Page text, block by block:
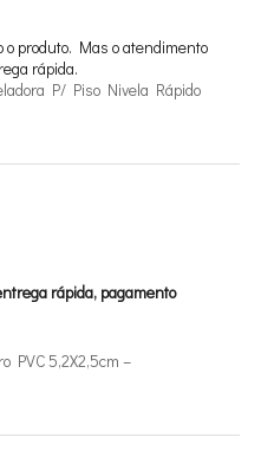
o produto. Mas o atendimento
rápida.
P/ Piso Nivela Rápido
rápida, pagamento
PVC 5,2X2,5cm –